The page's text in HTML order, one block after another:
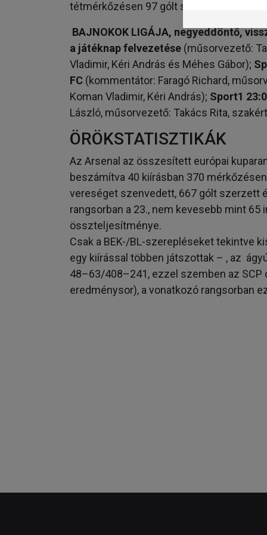
tétmérkőzésen 97 gólt szerzett a
BAJNOKOK LIGÁJA, negyeddöntő,
a játéknap felvezetése (műsorvezető:
Vladimir, Kéri András és Méhes Gábor);
FC (kommentátor: Faragó Richard,
Koman Vladimir, Kéri András); Sport1
László, műsorvezető: Takács Rita,
ÖRÖKSTATISZTIKÁK
Az Arsenal az összesített európai
beszámítva 40 kiírásban 370
vereséget szenvedett, 667 gólt szerzett
rangsorban a 23., nem kevesebb mint
összteljesítménye.
Csak a BEK-/BL-szerepléseket tekintve
egy kiírással többen játszottak – , az
48–63/408–241, ezzel szemben az
eredménysor), a vonatkozó rangsorban